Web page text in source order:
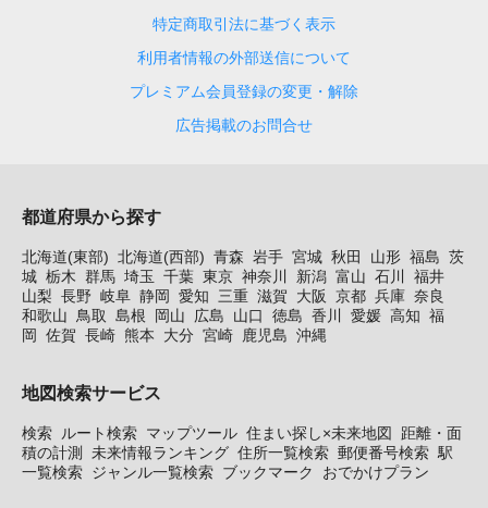
特定商取引法に基づく表示
利用者情報の外部送信について
プレミアム会員登録の変更・解除
広告掲載のお問合せ
都道府県から探す
北海道(東部) 北海道(西部) 青森 岩手 宮城 秋田 山形 福島 茨
城 栃木 群馬 埼玉 千葉 東京 神奈川 新潟 富山 石川
福井
山梨 長野 岐阜 静岡 愛知 三重 滋賀 大阪 京都 兵庫 奈良
和歌山 鳥取 島根 岡山 広島 山口 徳島 香川 愛媛 高知 福
岡
佐賀 長崎 熊本 大分 宮崎 鹿児島 沖縄
地図検索サービス
検索 ルート検索 マップツール 住まい探し×未来地図
距離・面
積の計測
未来情報ランキング 住所一覧検索 郵便番号検索 駅
一覧検索 ジャンル一覧検索 ブックマーク おでかけプラン